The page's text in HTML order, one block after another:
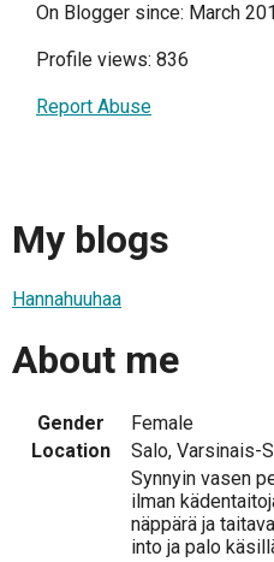
On Blogger since: March
Profile views: 836
Report Abuse
My blogs
Hannahuuhaa
About me
Gender
Female
Location
Salo, Varsinais-
Synnyin vasen
ilman
näppärä ja
into ja palo